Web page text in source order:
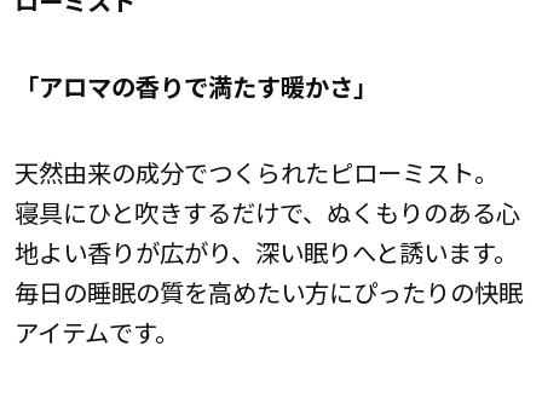
「アロマの香りで満たす暖かさ」
天然由来の成分でつくられたピローミスト。
寝具にひと吹きするだけで、ぬくもりのある心
地よい香りが広がり、深い眠りへと誘います。
毎日の睡眠の質を高めたい方にぴったりの快眠
アイテムです。